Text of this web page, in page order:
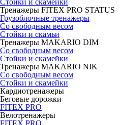
Стойки и скамейки
Тренажеры FITEX PRO STATUS
Грузоблочные тренажеры
Со свободным весом
Стойки и скамьи
Тренажеры MAKARIO DIM
Со свободным весом
Стойки и скамейки
Тренажеры MAKARIO NIK
Со свободным весом
Стойки и скамейки
Кардиотренажеры
Беговые дорожки
FITEX PRO
Велотренажеры
FITEX PRO